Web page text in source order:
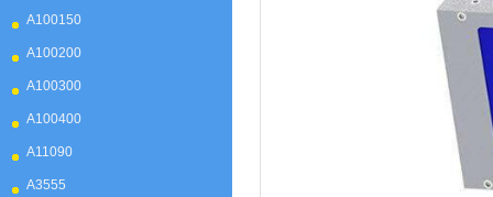
A100150
A100200
A100300
A100400
A11090
A3555